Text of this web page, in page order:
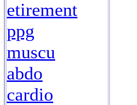
etirement
ppg
muscu
abdo
cardio